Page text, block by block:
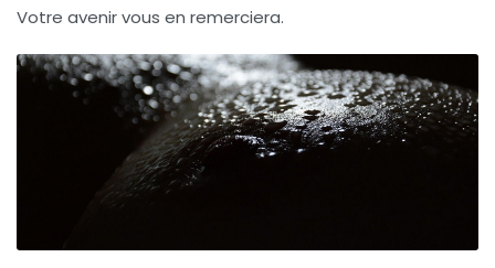
Votre avenir vous en remerciera.